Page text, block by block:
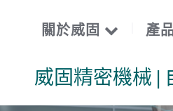
威固精密機械 |
關於威固 產